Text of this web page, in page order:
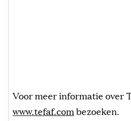
Voor meer informatie over
www.tefaf.combezoeken.